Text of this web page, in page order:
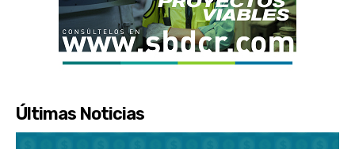
Últimas Noticias